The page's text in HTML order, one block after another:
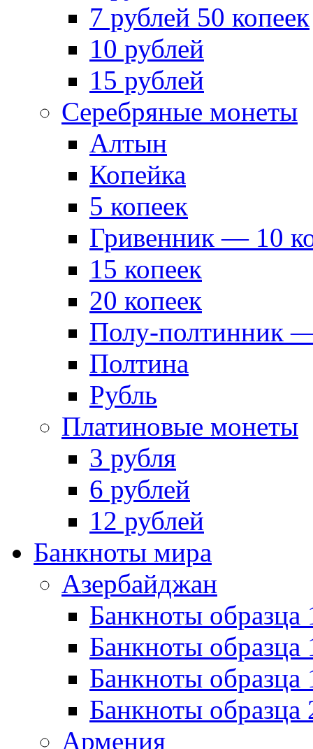
7 рублей 50 копеек
10 рублей
15 рублей
Серебряные монеты
Алтын
Копейка
5 копеек
Гривенник — 10
15 копеек
20 копеек
Полу-полтинник
Полтина
Рубль
Платиновые монеты
3 рубля
6 рублей
12 рублей
Банкноты мира
Азербайджан
Банкноты образца
Банкноты образца
Банкноты
Банкноты образца
Армения